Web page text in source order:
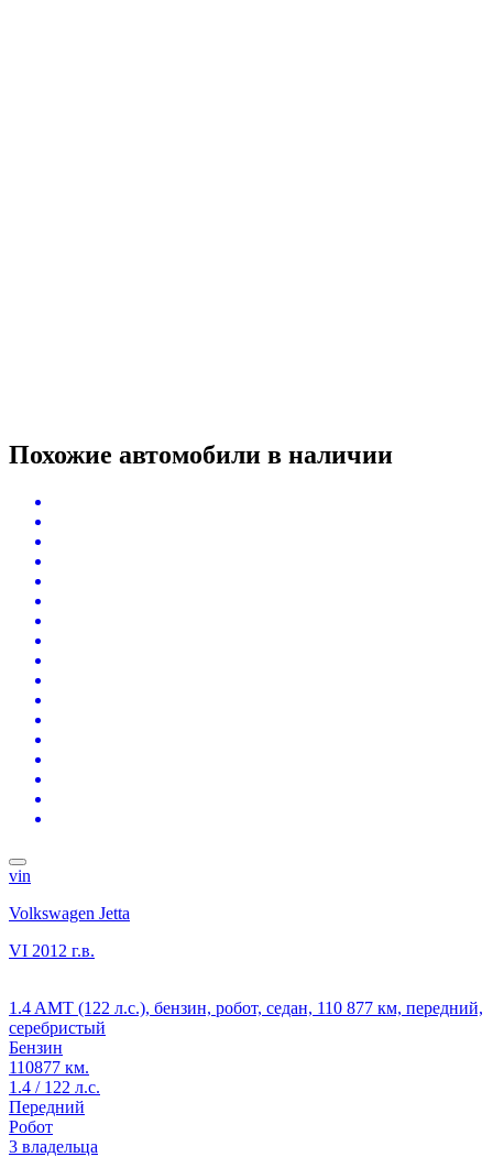
Похожие автомобили в наличии
vin
Volkswagen Jetta
VI 2012 г.в.
1.4 AMT (122 л.с.), бензин, робот, седан, 110 877 км, передний,
серебристый
Бензин
110877 км.
1.4 / 122 л.с.
Передний
Робот
3 владельца